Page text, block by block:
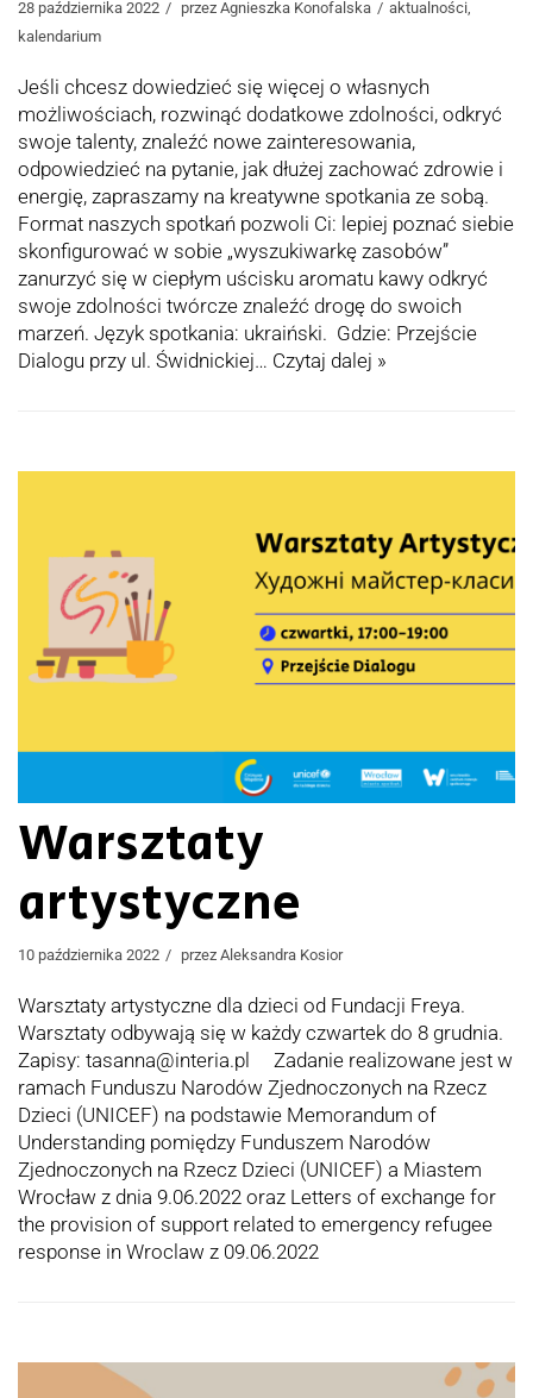
28 października 2022 przez Agnieszka Konofalska aktualności,
kalendarium
Jeśli chcesz dowiedzieć się więcej o własnych
możliwościach, rozwinąć dodatkowe zdolności, odkryć
swoje talenty, znaleźć nowe zainteresowania,
odpowiedzieć na pytanie, jak dłużej zachować zdrowie i
energię, zapraszamy na kreatywne spotkania ze sobą.
Format naszych spotkań pozwoli Ci: lepiej poznać siebie
skonfigurować w sobie „wyszukiwarkę zasobów”
zanurzyć się w ciepłym uścisku aromatu kawy odkryć
swoje zdolności twórcze znaleźć drogę do swoich
marzeń. Język spotkania: ukraiński. Gdzie: Przejście
Dialogu przy ul. Świdnickiej… Czytaj dalej »
Warsztaty
artystyczne
10 października 2022 przez Aleksandra Kosior
Warsztaty artystyczne dla dzieci od Fundacji Freya.
Warsztaty odbywają się w każdy czwartek do 8 grudnia.
Zapisy: tasanna@interia.pl Zadanie realizowane jest w
ramach Funduszu Narodów Zjednoczonych na Rzecz
Dzieci (UNICEF) na podstawie Memorandum of
Understanding pomiędzy Funduszem Narodów
Zjednoczonych na Rzecz Dzieci (UNICEF) a Miastem
Wrocław z dnia 9.06.2022 oraz Letters of exchange for
the provision of support related to emergency refugee
response in Wroclaw z 09.06.2022